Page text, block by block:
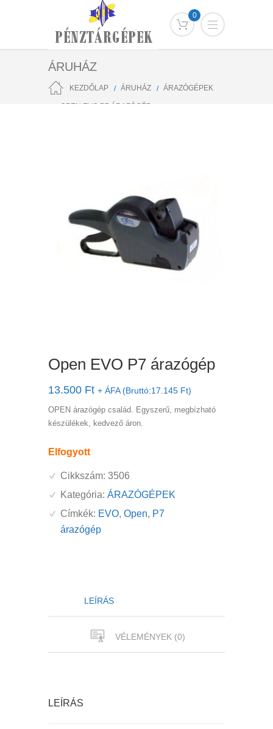
0
ÁRUHÁZ
KEZDŐLAP ÁRUHÁZ ÁRAZÓGÉPEK
OPEN EVO P7 ÁRAZÓGÉP
Open EVO P7 árazógép
13.500 Ft + ÁFA (Bruttó:17.145 Ft)
OPEN árazógép család. Egyszerű, megbízható
készülékek, kedvező áron.
Elfogyott
Cikkszám: 3506
Kategória: ÁRAZÓGÉPEK
Címkék: EVO, Open, P7
árazógép
LEÍRÁS
VÉLEMÉNYEK (0)
LEÍRÁS